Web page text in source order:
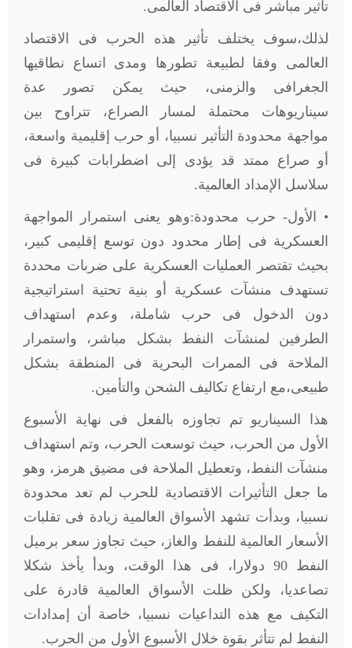
تأثير مباشر فى الاقتصاد العالمى.
لذلك،سوف يختلف تأثير هذه الحرب فى الاقتصاد
العالمى وفقا لطبيعة تطورها ومدى اتساع نطاقيها
الجغرافى والزمنى، حيث يمكن تصور عدة
سيناريوهات محتملة لمسار الصراع، تتراوح بين
مواجهة محدودة التأثير نسبيا، أو حرب إقليمية واسعة،
أو صراع ممتد قد يؤدى إلى اضطرابات كبيرة فى
سلاسل الإمداد العالمية.
• الأول- حرب محدودة:وهو يعنى استمرار المواجهة
العسكرية فى إطار محدود دون توسع إقليمى كبير،
بحيث تقتصر العمليات العسكرية على ضربات محددة
تستهدف منشآت عسكرية أو بنية تحتية استراتيجية
دون الدخول فى حرب شاملة، وعدم استهداف
الطرفين لمنشآت النفط بشكل مباشر، واستمرار
الملاحة فى الممرات البحرية فى المنطقة بشكل
طبيعى،مع ارتفاع تكاليف الشحن والتأمين.
هذا السيناريو تم تجاوزه بالفعل فى نهاية الأسبوع
الأول من الحرب، حيث توسعت الحرب، وتم استهداف
منشآت النفط، وتعطيل الملاحة فى مضيق هرمز، وهو
ما جعل التأثيرات الاقتصادية للحرب لم تعد محدودة
نسبيا، وبدأت تشهد الأسواق العالمية زيادة فى تقلبات
الأسعار العالمية للنفط والغاز، حيث تجاوز سعر برميل
النفط 90 دولارا، فى هذا الوقت، وبدأ يأخذ شكلا
تصاعديا، ولكن ظلت الأسواق العالمية قادرة على
التكيف مع هذه التداعيات نسبيا، خاصة أن إمدادات
النفط لم تتأثر بقوة خلال الأسبوع الأول من الحرب.